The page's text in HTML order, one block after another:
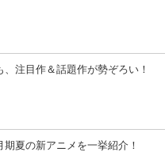
注目作＆話題作が勢ぞろい！
期夏の新アニメを一挙紹介！